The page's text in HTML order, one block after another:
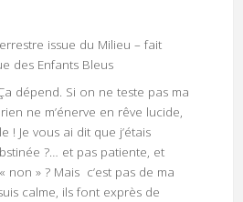
issue du Milieu – fait
des Enfants Bleus
dépend. Si on ne teste pas ma
ne m’énerve en rêve lucide,
! Je vous ai dit que j’étais
?… et pas patiente, et
non » ? Mais c’est pas de ma
calme, ils font exprès de